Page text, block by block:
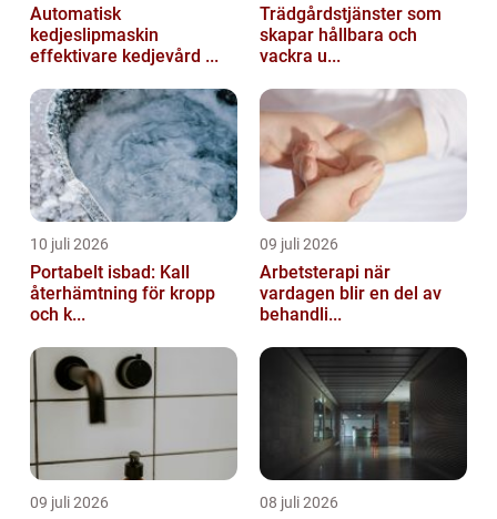
Automatisk
kedjeslipmaskin
effektivare kedjevård ...
Trädgårdstjänster som
skapar hållbara och
vackra u...
10 juli 2026
Portabelt isbad: Kall
återhämtning för kropp
och k...
09 juli 2026
Arbetsterapi när
vardagen blir en del av
behandli...
09 juli 2026 08 juli 2026